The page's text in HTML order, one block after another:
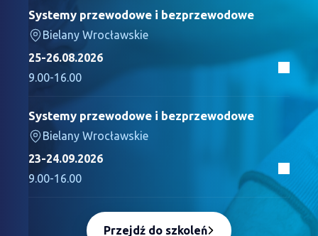
25-26.08.2026
9.00-16.00
Systemy przewodowe i bezprzewodowe
Bielany Wrocławskie
23-24.09.2026
9.00-16.00
Systemy przewodowe i bezprzewodowe
Bielany Wrocławskie
Przejdź do szkoleń